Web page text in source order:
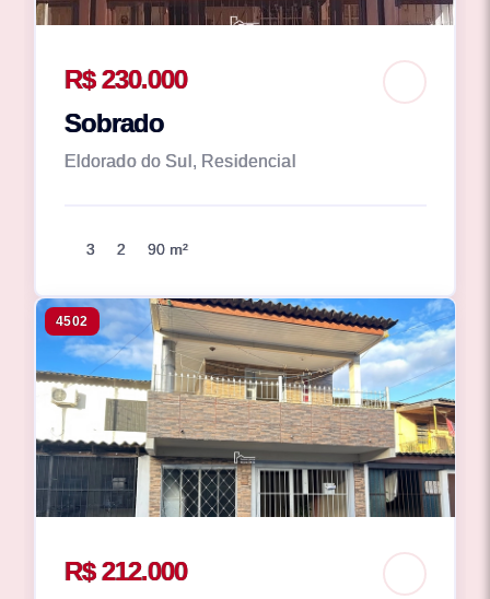
R$ 230.000
Sobrado
Eldorado do Sul, Residencial
3 2 90 m²
4502
R$ 212.000